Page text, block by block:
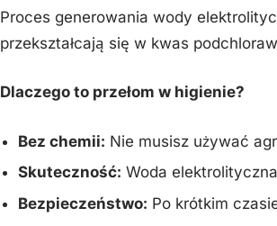
Proces generowania wody
przekształcają się w kwas
Dlaczego to przełom w higienie?
Bez chemii: Nie musisz używać
Skuteczność: Woda
Bezpieczeństwo: Po krótkim